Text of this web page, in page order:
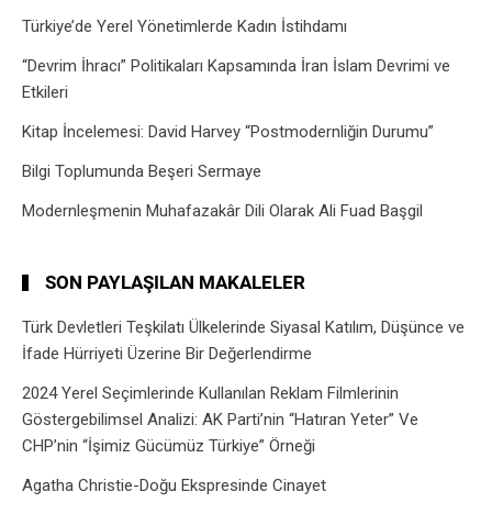
Türkiye’de Yerel Yönetimlerde Kadın İstihdamı
“Devrim İhracı” Politikaları Kapsamında İran İslam Devrimi ve
Etkileri
Kitap İncelemesi: David Harvey “Postmodernliğin Durumu”
Bilgi Toplumunda Beşeri Sermaye
Modernleşmenin Muhafazakâr Dili Olarak Ali Fuad Başgil
SON PAYLAŞILAN MAKALELER
Türk Devletleri Teşkilatı Ülkelerinde Siyasal Katılım, Düşünce ve
İfade Hürriyeti Üzerine Bir Değerlendirme
2024 Yerel Seçimlerinde Kullanılan Reklam Filmlerinin
Göstergebilimsel Analizi: AK Parti’nin “Hatıran Yeter” Ve
CHP’nin “İşimiz Gücümüz Türkiye” Örneği
Agatha Christie-Doğu Ekspresinde Cinayet